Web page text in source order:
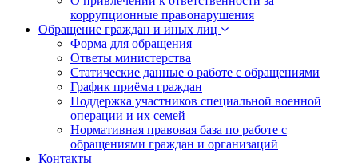
коррупционные правонарушения
Обращение граждан и иных лиц
Форма для обращения
Ответы министерства
Статические данные о работе с обращениями
График приёма граждан
Поддержка участников специальной военной
операции и их семей
Нормативная правовая база по работе с
обращениями граждан и организаций
Контакты